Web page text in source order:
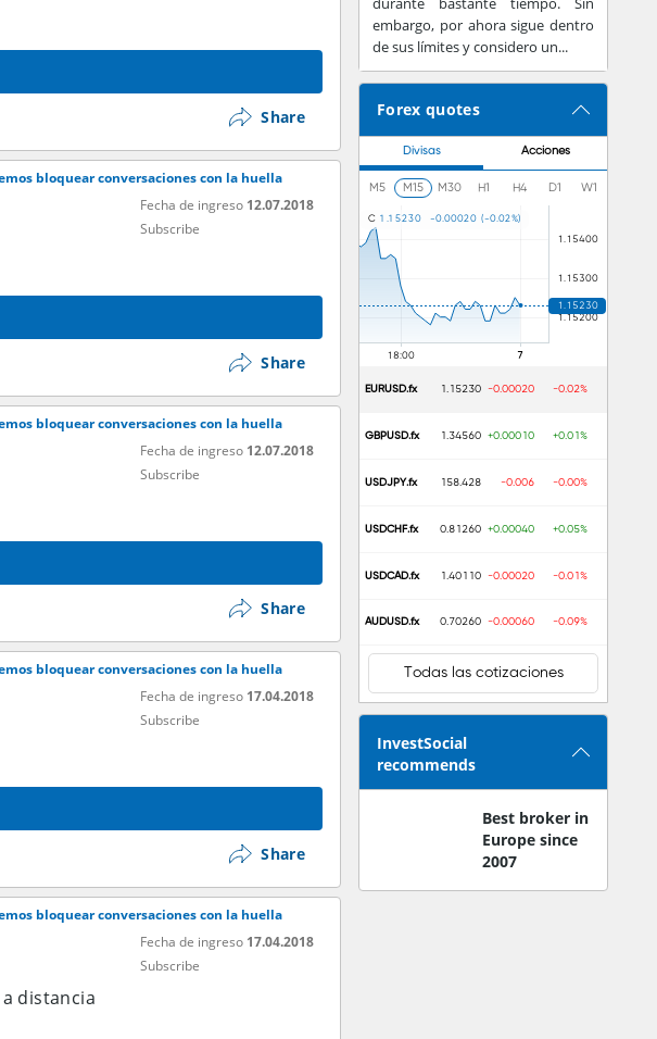
Share
bloquear conversaciones con la huella
Fecha de ingreso 12.07.2018
Subscribe
Share
bloquear conversaciones con la huella
Fecha de ingreso 12.07.2018
Subscribe
Share
bloquear conversaciones con la huella
Fecha de ingreso 17.04.2018
Subscribe
Share
bloquear conversaciones con la huella
Fecha de ingreso 17.04.2018
Subscribe
distancia
embargo, por ahora sigue dentro
de sus límites y considero un...
Forex quotes
Divisas Acciones
M5 M15 M30 H1 H4 D1 W1
C 1 .1 5230 -0.00020 (-0.02%)
EURUSD.fx 1.15230 -0.00020 -0.02%
GBPUSD.fx 1.34560 +0.00010 +0.01%
USDJPY.fx 158.428 -0.006 -0.00%
USDCHF.fx 0.81260 +0.00040 +0.05%
USDCAD.fx 1.40110 -0.00020 -0.01%
AUDUSD.fx 0.70260 -0.00060 -0.09%
Todas las cotizaciones
InvestSocial
recommends
Best broker in
Europe since
2007